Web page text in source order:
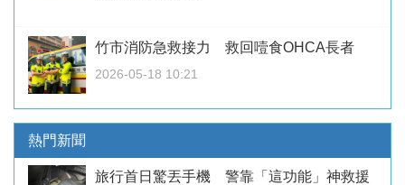
竹市消防急救接力 救回噎食OHCA長者
2026-05-18 10:21
熱門新聞
旅行首日驚丟手機 警靠「這功能」神救援